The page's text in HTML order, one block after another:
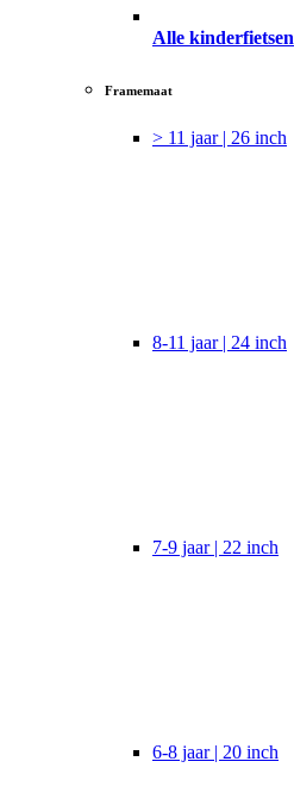
Alle kinderfietsen
Framemaat
> 11 jaar | 26 inch
8-11 jaar | 24 inch
7-9 jaar | 22 inch
6-8 jaar | 20 inch